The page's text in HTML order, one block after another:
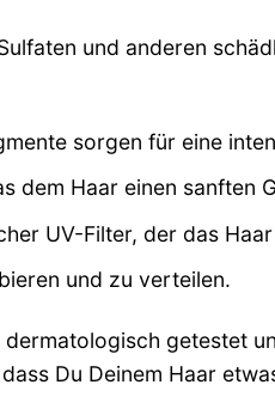
und anderen
sorgen für eine
dem Haar einen sanften
UV-Filter, der das
und zu verteilen.
dermatologisch getestet
Du Deinem Haar